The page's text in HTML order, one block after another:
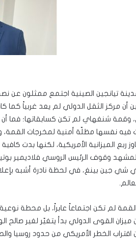
تيانجين الصينية اجتمع ممثلون عن
أن مركز الثقل الدولي لم يعد غربياً كما
وقمة شنغهاي لم تكن كسابقاتها؛ فما
نفسها مظلّة أمنية لمخرجات
ربع الميزانية الأمريكية، لكنها بدت
وقوف الرئيس الروسي فلاديمير
شي جين بينغ، في لحظة نادرة أشبه
ميزان القوى الدولي بدأ يتغيّر لغير صالح
اقتراب الخطر الأمريكي من حدود روسيا